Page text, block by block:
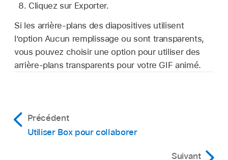
Cliquez sur Exporter.
Si les arrière-plans des diapositives utilisent
l’option Aucun remplissage ou sont transparents,
vous pouvez choisir une option pour utiliser des
arrière-plans transparents pour votre GIF animé.
Précédent
Utiliser Box pour collaborer
Suivant